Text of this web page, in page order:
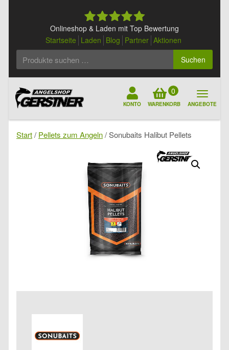
Onlineshop & Laden mit Top Bewertung
Startseite Laden Blog Partner Aktionen
Suchen
KONTO
0
WARENKORB ANGEBOTE
Start/ Pellets zum Angeln/ Sonubaits Halibut Pellets